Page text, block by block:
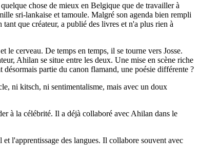
chose de mieux en Belgique que de travailler à
sri-lankaise et tamoule. Malgré son agenda bien rempli
que créateur, a publié des livres et n'a plus rien à
le cerveau. De temps en temps, il se tourne vers Josse.
Ahilan se situe entre les deux. Une mise en scène riche
partie du canon flamand, une poésie différente ?
ni kitsch, ni sentimentalisme, mais avec un doux
à la célébrité. Il a déjà collaboré avec Ahilan dans le
l'apprentissage des langues. Il collabore souvent avec